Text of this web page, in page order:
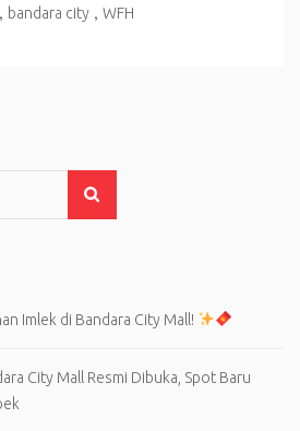
, bandara city , WFH
Imlek di Bandara City Mall!
City Mall Resmi Dibuka, Spot Baru